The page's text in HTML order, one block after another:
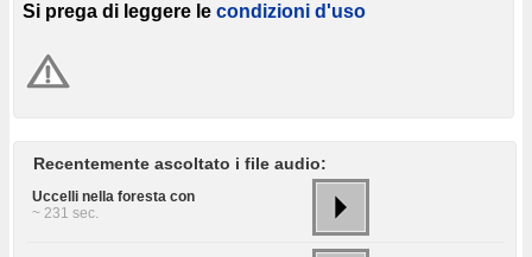
Si prega di leggere le condizioni d'uso
Recentemente ascoltato i file audio:
Uccelli nella foresta con
~ 231 sec.